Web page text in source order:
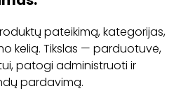
pateikimą, kategorijas,
kelią. Tikslas — parduotuvė,
patogi administruoti ir
pardavimą.